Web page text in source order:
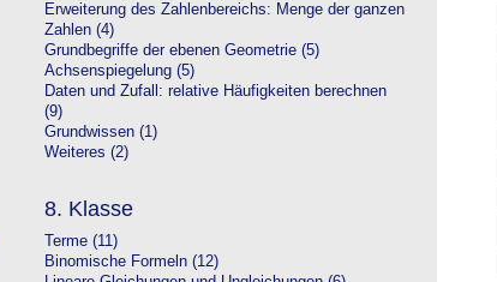
Erweiterung des Zahlenbereichs: Menge der ganzen
Zahlen (4)
Grundbegriffe der ebenen Geometrie (5)
Achsenspiegelung (5)
Daten und Zufall: relative Häufigkeiten berechnen
(9)
Grundwissen (1)
Weiteres (2)
8. Klasse
Terme (11)
Binomische Formeln (12)